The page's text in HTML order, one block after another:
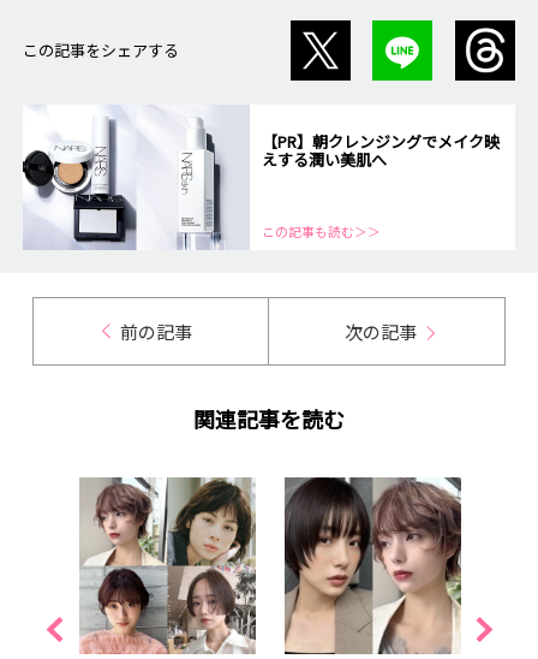
この記事をシェアする
【PR】朝クレンジングでメイク映
えする潤い美肌へ
この記事も読む＞＞
前の記事 次の記事
関連記事を読む